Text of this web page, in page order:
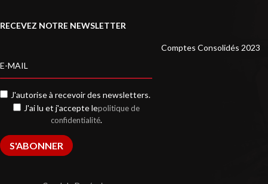
RECEVEZ NOTRE NEWSLETTER
J'autorise à recevoir des newsletters.
J'ai lu et j'accepte lepolitique de
confidentialité.
S'ABONNER
Comptes Consolidés 2023